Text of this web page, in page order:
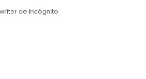
de Incógnito